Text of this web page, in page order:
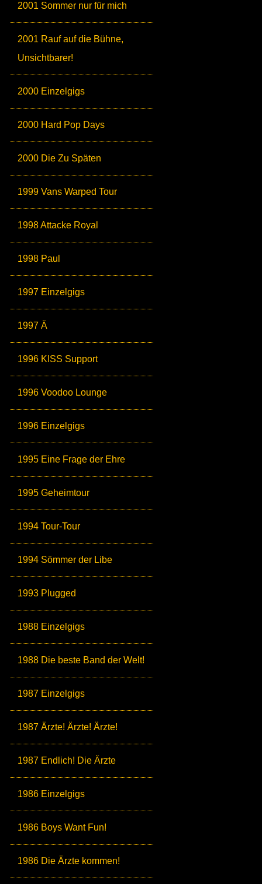
2001 Sommer nur für mich
2001 Rauf auf die Bühne,
Unsichtbarer!
2000 Einzelgigs
2000 Hard Pop Days
2000 Die Zu Späten
1999 Vans Warped Tour
1998 Attacke Royal
1998 Paul
1997 Einzelgigs
1997 Ä
1996 KISS Support
1996 Voodoo Lounge
1996 Einzelgigs
1995 Eine Frage der Ehre
1995 Geheimtour
1994 Tour-Tour
1994 Sömmer der Libe
1993 Plugged
1988 Einzelgigs
1988 Die beste Band der Welt!
1987 Einzelgigs
1987 Ärzte! Ärzte! Ärzte!
1987 Endlich! Die Ärzte
1986 Einzelgigs
1986 Boys Want Fun!
1986 Die Ärzte kommen!